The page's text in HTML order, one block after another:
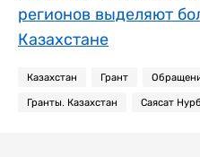
регионов выделяют
Казахстане
Казахстан Грант
Гранты. Казахстан Саясат